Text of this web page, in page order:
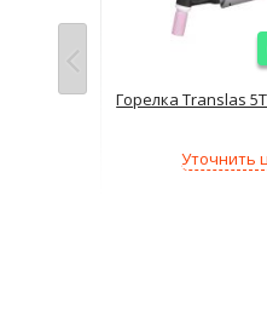
Горелка Translas
Уточнить